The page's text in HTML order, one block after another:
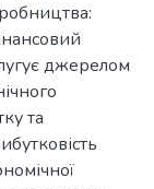
джерелом
та